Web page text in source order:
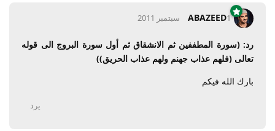
ABAZEED1 سبتمبر 2011
رد: (سورة المطففين ثم الانشقاق ثم أول سورة البروج الى قوله
تعالى (فلهم عذاب جهنم ولهم عذاب الحريق))
بارك الله فيكم
يرد